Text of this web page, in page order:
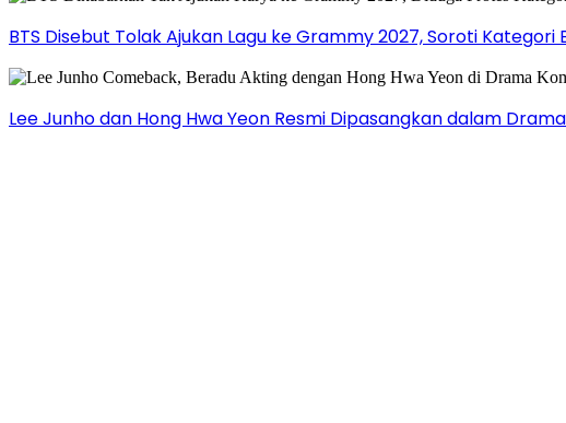
BTS Disebut Tolak Ajukan Lagu ke Grammy 2027, Soroti
Lee Junho dan Hong Hwa Yeon Resmi Dipasangkan dalam